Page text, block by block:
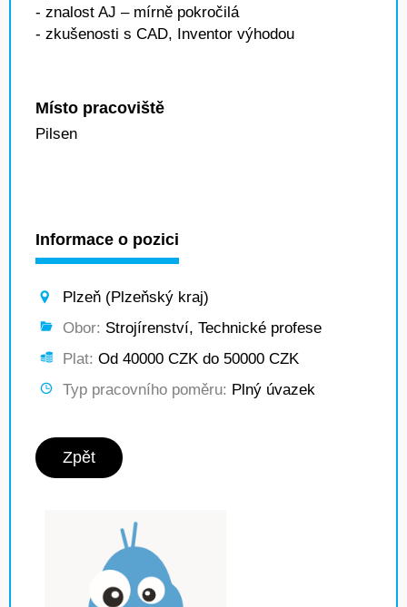
- znalost AJ – mírně pokročilá
- zkušenosti s CAD, Inventor výhodou
Místo pracoviště
Pilsen
Informace o pozici
Plzeň (Plzeňský kraj)
Obor: Strojírenství, Technické profese
Plat: Od 40000 CZK do 50000 CZK
Typ pracovního poměru: Plný úvazek
Zpět